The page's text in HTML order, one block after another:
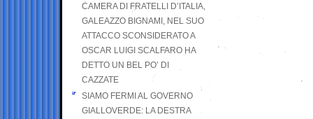
CAMERA DI FRATELLI D’ITALIA,
GALEAZZO BIGNAMI, NEL SUO
ATTACCO SCONSIDERATO A
OSCAR LUIGI SCALFARO HA
DETTO UN BEL PO’ DI
CAZZATE
SIAMO FERMI AL GOVERNO
GIALLOVERDE: LA DESTRA